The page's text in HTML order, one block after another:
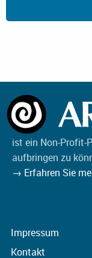
ist ein Non-Profit-
aufbringen zu
→ Erfahren Sie
Impressum
Kontakt